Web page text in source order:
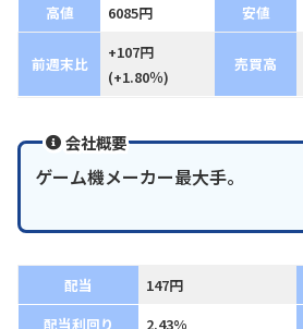
高値
6085円 安値
前週末比
+107円
(+1.80％)
売買高
会社概要
ゲーム機メーカー最大手。
配当 147円
配当利回り
2.43%